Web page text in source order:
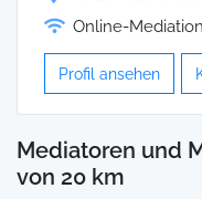
Online-
Profil ansehen
Mediatoren und
von 20 km